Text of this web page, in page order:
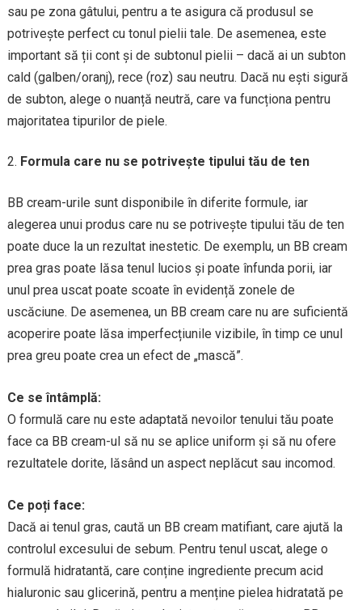
sau pe zona gâtului, pentru a te asigura că produsul se
potrivește perfect cu tonul pielii tale. De asemenea, este
important să ții cont și de subtonul pielii – dacă ai un subton
cald (galben/oranj), rece (roz) sau neutru. Dacă nu ești sigură
de subton, alege o nuanță neutră, care va funcționa pentru
majoritatea tipurilor de piele.
Formula care nu se potrivește tipului tău de ten
BB cream-urile sunt disponibile în diferite formule, iar
alegerea unui produs care nu se potrivește tipului tău de ten
poate duce la un rezultat inestetic. De exemplu, un BB cream
prea gras poate lăsa tenul lucios și poate înfunda porii, iar
unul prea uscat poate scoate în evidență zonele de
uscăciune. De asemenea, un BB cream care nu are suficientă
acoperire poate lăsa imperfecțiunile vizibile, în timp ce unul
prea greu poate crea un efect de „mască”.
Ce se întâmplă:
O formulă care nu este adaptată nevoilor tenului tău poate
face ca BB cream-ul să nu se aplice uniform și să nu ofere
rezultatele dorite, lăsând un aspect neplăcut sau incomod.
Ce poți face:
Dacă ai tenul gras, caută un BB cream matifiant, care ajută la
controlul excesului de sebum. Pentru tenul uscat, alege o
formulă hidratantă, care conține ingrediente precum acid
hialuronic sau glicerină, pentru a menține pielea hidratată pe